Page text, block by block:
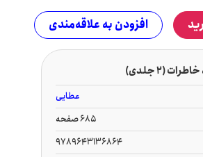
افزودن به علاقه‌مندی
(۲ جلدی)
عطایی
685 صفحه
9789643136864